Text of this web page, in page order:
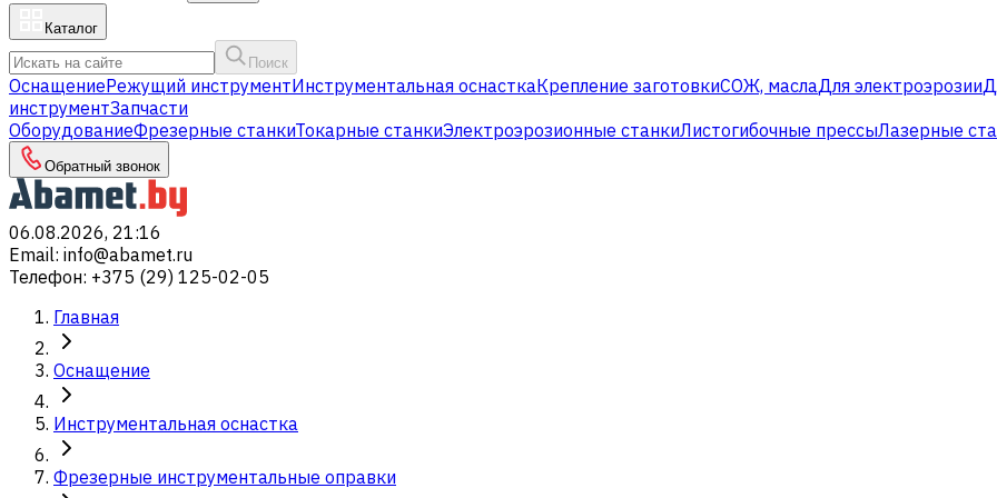
Каталог
Поиск
ОснащениеРежущий инструментИнструментальная оснасткаКрепление заготовкиСОЖ, маслаДля электроэрозии
инструментЗапчасти
ОборудованиеФрезерные станкиТокарные станкиЭлектроэрозионные станкиЛистогибочные прессыЛазерные
Обратный звонок
06.08.2026, 21:16
Email: info@abamet.ru
Телефон: +375 (29) 125-02-05
Главная
Оснащение
Инструментальная оснастка
Фрезерные инструментальные оправки